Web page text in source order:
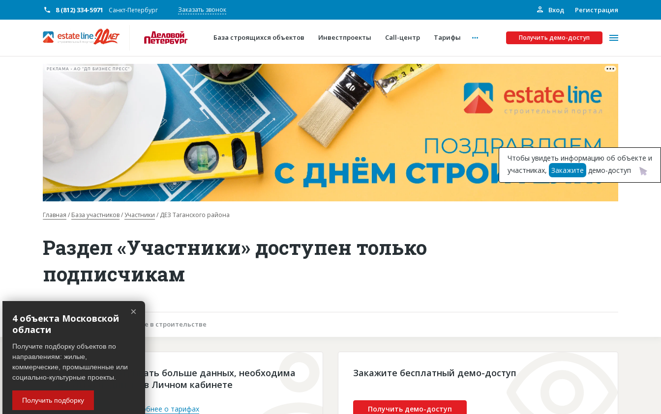
8 (812) 334-5971 Санкт-Петербург Заказать звонок Вход Регистрация
База строящихся объектов Инвестпроекты Call-центр Тарифы Получить демо-доступ
О проекте
Конкурентные преимущества
Горячие объекты
Глоссарий
Платные услуги
Рекламодателям
Инвестпроекты
Подписка на Базу
РЕКЛАМА • АО "ДП БИЗНЕС ПРЕСС"
Главная База участников Участники ДЕЗ Таганского района
Раздел «Участники» доступен только
подписчикам
Описание объекта Участие в строительстве
Чтобы просматривать больше данных, необходима
платная подписка в Личном кабинете
Войти Подробнее о тарифах
Закажите бесплатный демо-доступ
Получить демо-доступ
Чтобы увидеть информацию об объекте и
участниках, Закажите демо-доступ
×
4 объекта Московской
области
Получите подборку объектов по
направлениям: жилые,
коммерческие, промышленные или
социально-культурные проекты.
Получить подборку